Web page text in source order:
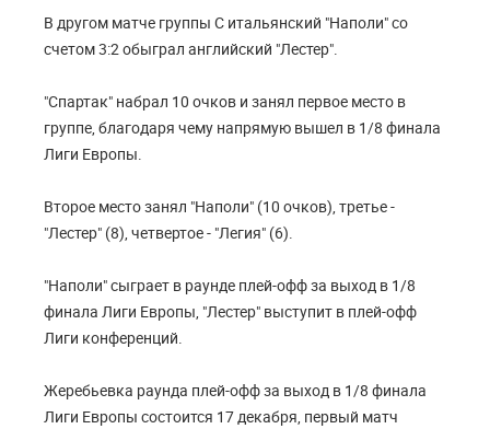
В другом матче группы С итальянский "Наполи" со
счетом 3:2 обыграл английский "Лестер".
"Спартак" набрал 10 очков и занял первое место в
группе, благодаря чему напрямую вышел в 1/8 финала
Лиги Европы.
Второе место занял "Наполи" (10 очков), третье -
"Лестер" (8), четвертое - "Легия" (6).
"Наполи" сыграет в раунде плей-офф за выход в 1/8
финала Лиги Европы, "Лестер" выступит в плей-офф
Лиги конференций.
Жеребьевка раунда плей-офф за выход в 1/8 финала
Лиги Европы состоится 17 декабря, первый матч